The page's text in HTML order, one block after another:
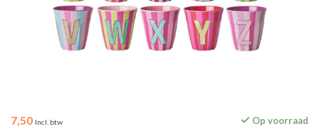
7,50 Incl. btw Op voorraad